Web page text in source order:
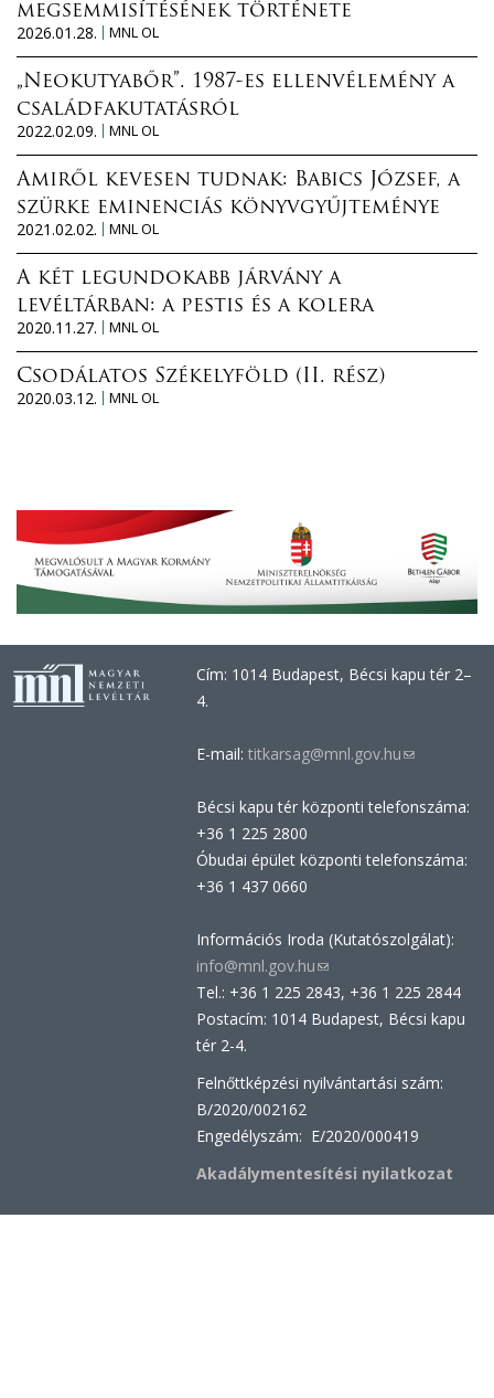
megsemmisítésének története
2026.01.28.
MNL OL
„Neokutyabőr”. 1987-es ellenvélemény a
családfakutatásról
2022.02.09.
MNL OL
Amiről kevesen tudnak: Babics József, a
szürke eminenciás könyvgyűjteménye
2021.02.02.
MNL OL
A két legundokabb járvány a
levéltárban: a pestis és a kolera
2020.11.27.
MNL OL
Csodálatos Székelyföld (II. rész)
2020.03.12.
MNL OL
Cím: 1014 Budapest, Bécsi kapu tér 2–
4.
E-mail: titkarsag@mnl.gov.hu(link
e-
Bécsi kapu tér központi telefonszáma:
+36 1 225 2800
Óbudai épület központi telefonszáma:
+36 1 437 0660
Információs Iroda (Kutatószolgálat):
info@mnl.gov.hu(link
sends
e-
Tel.: +36 1 225 2843, +36 1 225 2844
Postacím: 1014 Budapest, Bécsi kapu
tér 2-4.
Felnőttképzési nyilvántartási szám:
B/2020/002162
Engedélyszám: E/2020/000419
Akadálymentesítési nyilatkozat